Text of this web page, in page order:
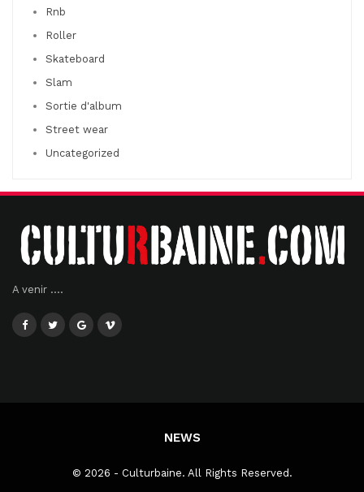
Rnb
Roller
Skateboard
Slam
Sortie d'album
Street wear
Uncategorized
A venir ....
NEWS
© 2026 - Culturbaine. All Rights Reserved.